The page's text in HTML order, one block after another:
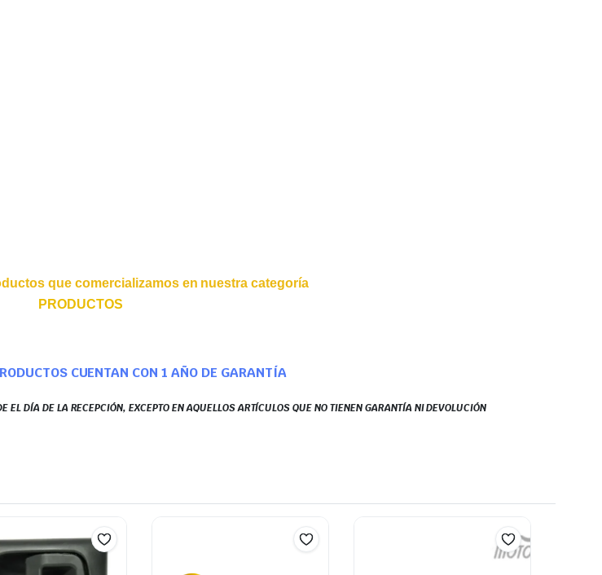
que comercializamos en nuestra categoría
PRODUCTOS
CUENTAN CON 1 AÑO DE GARANTÍA
DÍA DE LA RECEPCIÓN, EXCEPTO EN AQUELLOS ARTÍCULOS QUE NO TIENEN GARANTÍA NI DEVOLUCIÓN